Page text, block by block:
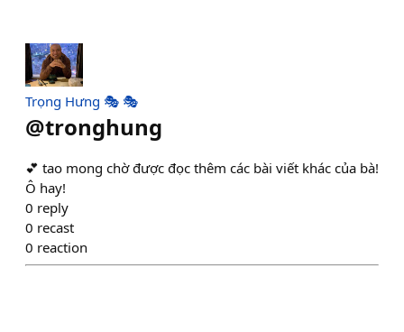
Trọng Hưng 🎭 🎭
@tronghung
💕 tao mong chờ được đọc thêm các bài viết khác của bà!
Ô hay!
0 reply
0 recast
0 reaction